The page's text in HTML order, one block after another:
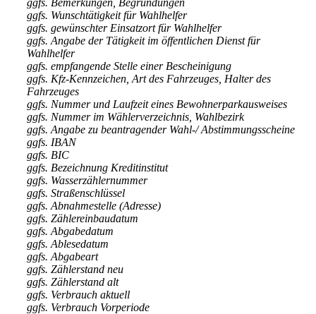
ggfs. Bemerkungen, Begründungen
ggfs. Wunschtätigkeit für Wahlhelfer
ggfs. gewünschter Einsatzort für Wahlhelfer
ggfs. Angabe der Tätigkeit im öffentlichen Dienst für
Wahlhelfer
ggfs. empfangende Stelle einer Bescheinigung
ggfs. Kfz-Kennzeichen, Art des Fahrzeuges, Halter des
Fahrzeuges
ggfs. Nummer und Laufzeit eines Bewohnerparkausweises
ggfs. Nummer im Wählerverzeichnis, Wahlbezirk
ggfs. Angabe zu beantragender Wahl-/ Abstimmungsscheine
ggfs. IBAN
ggfs. BIC
ggfs. Bezeichnung Kreditinstitut
ggfs. Wasserzählernummer
ggfs. Straßenschlüssel
ggfs. Abnahmestelle (Adresse)
ggfs. Zählereinbaudatum
ggfs. Abgabedatum
ggfs. Ablesedatum
ggfs. Abgabeart
ggfs. Zählerstand neu
ggfs. Zählerstand alt
ggfs. Verbrauch aktuell
ggfs. Verbrauch Vorperiode